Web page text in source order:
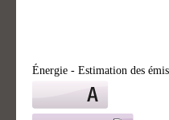
Énergie - Estimation des